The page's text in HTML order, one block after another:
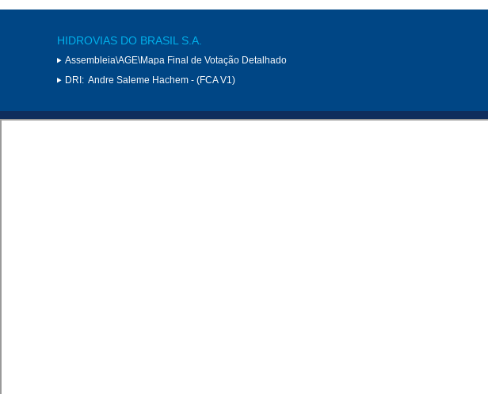
HIDROVIAS DO BRASIL S.A.
Assembleia\AGE\Mapa Final de Votação Detalhado
DRI: Andre Saleme Hachem - (FCA V1)